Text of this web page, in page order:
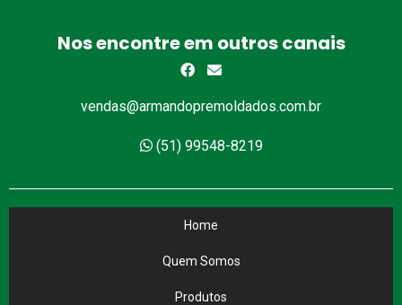
Nos encontre em outros canais
vendas@armandopremoldados.com.br
(51) 99548-8219
Home
Quem Somos
Produtos